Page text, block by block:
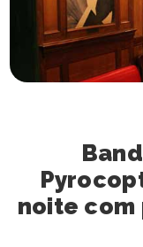
noite com